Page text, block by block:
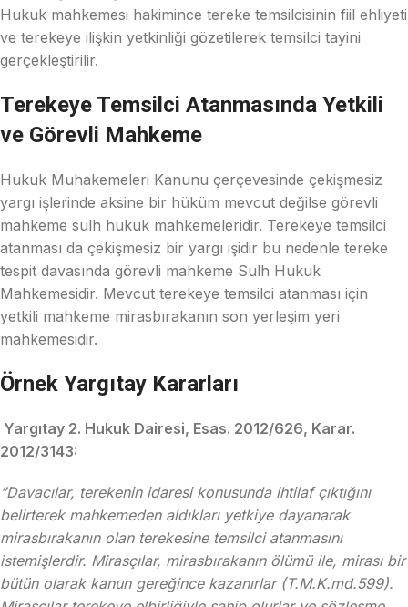
Hukuk mahkemesi hakimince tereke temsilcisinin fiil ehliyeti
ve terekeye ilişkin yetkinliği gözetilerek temsilci tayini
gerçekleştirilir.
Terekeye Temsilci Atanmasında Yetkili
ve Görevli Mahkeme
Hukuk Muhakemeleri Kanunu çerçevesinde çekişmesiz
yargı işlerinde aksine bir hüküm mevcut değilse görevli
mahkeme sulh hukuk mahkemeleridir. Terekeye temsilci
atanması da çekişmesiz bir yargı işidir bu nedenle tereke
tespit davasında görevli mahkeme Sulh Hukuk
Mahkemesidir. Mevcut terekeye temsilci atanması için
yetkili mahkeme mirasbırakanın son yerleşim yeri
mahkemesidir.
Örnek Yargıtay Kararları
Yargıtay 2. Hukuk Dairesi, Esas. 2012/626, Karar.
2012/3143:
”Davacılar, terekenin idaresi konusunda ihtilaf çıktığını
belirterek mahkemeden aldıkları yetkiye dayanarak
mirasbırakanın olan terekesine temsilci atanmasını
istemişlerdir. Mirasçılar, mirasbırakanın ölümü ile, mirası bir
bütün olarak kanun gereğince kazanırlar (T.M.K.md.599).